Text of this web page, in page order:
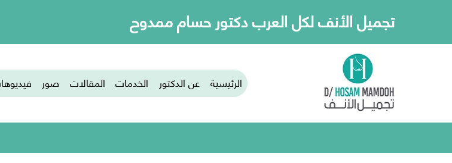
تجميل الأنف لكل العرب دكتور حسام ممدوح
الرئيسية عن الدكتور الخدمات المقالات صور
تجارب المرضى
الرئيسية تجارب